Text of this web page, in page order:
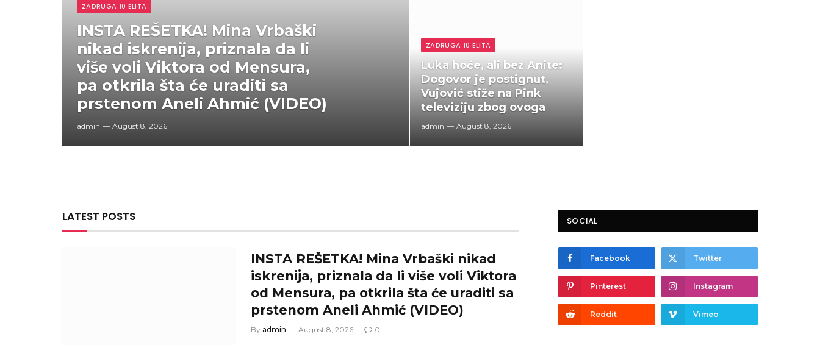
ZADRUGA 10 ELITA
INSTA REŠETKA! Mina Vrbaški
nikad iskrenija, priznala da li
više voli Viktora od Mensura,
pa otkrila šta će uraditi sa
prstenom Aneli Ahmić (VIDEO)
admin August 8, 2026
ZADRUGA 10 ELITA
Luka hoće, ali bez Anite:
Dogovor je postignut,
Vujović stiže na Pink
televiziju zbog ovoga
admin August 8, 2026
LATEST POSTS
INSTA REŠETKA! Mina Vrbaški nikad
iskrenija, priznala da li više voli Viktora
od Mensura, pa otkrila šta će uraditi sa
prstenom Aneli Ahmić (VIDEO)
By admin August 8, 2026 0
SOCIAL
Facebook Twitter
Pinterest Instagram
Reddit Vimeo